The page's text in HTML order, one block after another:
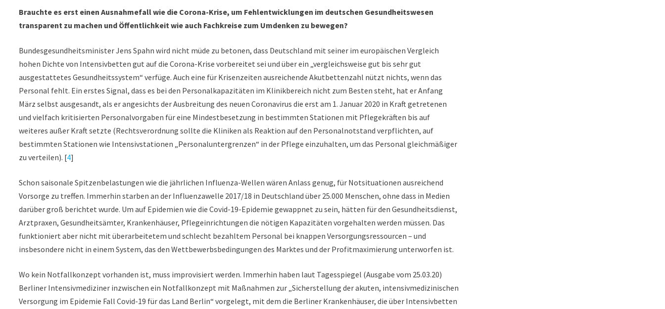
Brauchte es erst einen Ausnahmefall wie die Corona-Krise, um Fehlentwicklungen im deutschen Gesundheitswesen
transparent zu machen und Öffentlichkeit wie auch Fachkreise zum Umdenken zu bewegen?
Bundesgesundheitsminister Jens Spahn wird nicht müde zu betonen, dass Deutschland mit seiner im europäischen Vergleich
hohen Dichte von Intensivbetten gut auf die Corona-Krise vorbereitet sei und über ein „vergleichsweise gut bis sehr gut
ausgestattetes Gesundheitssystem“ verfüge. Auch eine für Krisenzeiten ausreichende Akutbettenzahl nützt nichts, wenn das
Personal fehlt. Ein erstes Signal, dass es bei den Personalkapazitäten im Klinikbereich nicht zum Besten steht, hat er Anfang
März selbst ausgesandt, als er angesichts der Ausbreitung des neuen Coronavirus die erst am 1. Januar 2020 in Kraft getretenen
und vielfach kritisierten Personalvorgaben für eine Mindestbesetzung in bestimmten Stationen mit Pflegekräften bis auf
weiteres außer Kraft setzte (Rechtsverordnung sollte die Kliniken als Reaktion auf den Personalnotstand verpflichten, auf
bestimmten Stationen wie Intensivstationen „Personaluntergrenzen“ in der Pflege einzuhalten, um das Personal gleichmäßiger
zu verteilen). [4]
Schon saisonale Spitzenbelastungen wie die jährlichen Influenza-Wellen wären Anlass genug, für Notsituationen ausreichend
Vorsorge zu treffen. Immerhin starben an der Influenzawelle 2017/18 in Deutschland über 25.000 Menschen, ohne dass in Medien
darüber groß berichtet wurde. Um auf Epidemien wie die Covid-19-Epidemie gewappnet zu sein, hätten für den Gesundheitsdienst,
Arztpraxen, Gesundheitsämter, Krankenhäuser, Pflegeinrichtungen die nötigen Kapazitäten vorgehalten werden müssen. Das
funktioniert aber nicht mit überarbeitetem und schlecht bezahltem Personal bei knappen Versorgungsressourcen – und
insbesondere nicht in einem System, das den Wettbewerbsbedingungen des Marktes und der Profitmaximierung unterworfen ist.
Wo kein Notfallkonzept vorhanden ist, muss improvisiert werden. Immerhin haben laut Tagesspiegel (Ausgabe vom 25.03.20)
Berliner Intensivmediziner inzwischen ein Notfallkonzept mit Maßnahmen zur „Sicherstellung der akuten, intensivmedizinischen
Versorgung im Epidemie Fall Covid-19 für das Land Berlin“ vorgelegt, mit dem die Berliner Krankenhäuser, die über Intensivbetten